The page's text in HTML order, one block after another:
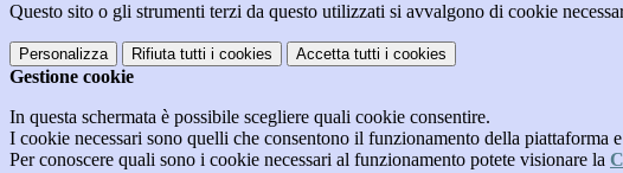
Questo sito o gli strumenti terzi da questo utilizzati si avvalgono di cookie
Personalizza Rifiuta tutti i cookies Accetta tutti i cookies
Gestione cookie
In questa schermata è possibile scegliere quali cookie consentire.
I cookie necessari sono quelli che consentono il funzionamento della piattaforma
Per conoscere quali sono i cookie necessari al funzionamento potete visionare la